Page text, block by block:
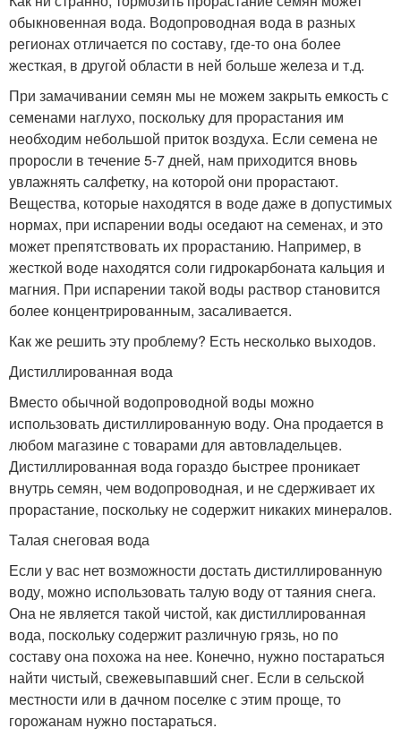
обыкновенная вода. Водопроводная вода в разных
регионах отличается по составу, где-то она более
жесткая, в другой области в ней больше железа и т.д.
При замачивании семян мы не можем закрыть емкость с
семенами наглухо, поскольку для прорастания им
необходим небольшой приток воздуха. Если семена не
проросли в течение 5-7 дней, нам приходится вновь
увлажнять салфетку, на которой они прорастают.
Вещества, которые находятся в воде даже в допустимых
нормах, при испарении воды оседают на семенах, и это
может препятствовать их прорастанию. Например, в
жесткой воде находятся соли гидрокарбоната кальция и
магния. При испарении такой воды раствор становится
более концентрированным, засаливается.
Как же решить эту проблему? Есть несколько выходов.
Дистиллированная вода
Вместо обычной водопроводной воды можно
использовать дистиллированную воду. Она продается в
любом магазине с товарами для автовладельцев.
Дистиллированная вода гораздо быстрее проникает
внутрь семян, чем водопроводная, и не сдерживает их
прорастание, поскольку не содержит никаких минералов.
Талая снеговая вода
Если у вас нет возможности достать дистиллированную
воду, можно использовать талую воду от таяния снега.
Она не является такой чистой, как дистиллированная
вода, поскольку содержит различную грязь, но по
составу она похожа на нее. Конечно, нужно постараться
найти чистый, свежевыпавший снег. Если в сельской
местности или в дачном поселке с этим проще, то
горожанам нужно постараться.